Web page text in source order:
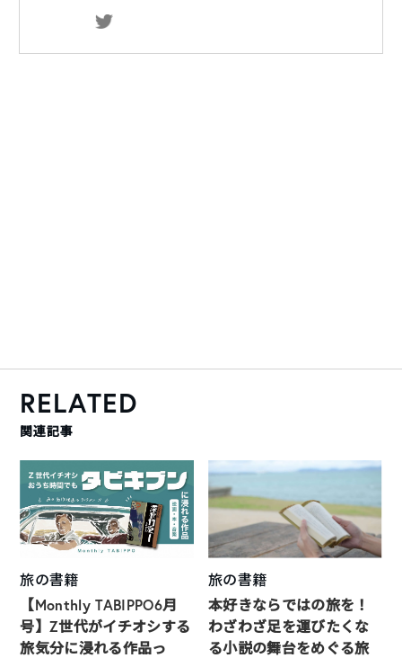
RELATED
関連記事
旅の書籍
【Monthly TABIPPO6月
号】Z世代がイチオシする
旅気分に浸れる作品っ
旅の書籍
本好きならではの旅を！
わざわざ足を運びたくな
る小説の舞台をめぐる旅